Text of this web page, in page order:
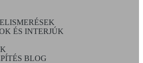
ÉS INTERJÚK
BLOG